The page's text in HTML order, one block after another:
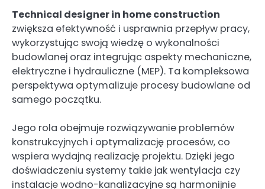
Technical designer in home construction
zwiększa efektywność i usprawnia przepływ pracy,
wykorzystując swoją wiedzę o wykonalności
budowlanej oraz integrując aspekty mechaniczne,
elektryczne i hydrauliczne (MEP). Ta kompleksowa
perspektywa optymalizuje procesy budowlane od
samego początku.
Jego rola obejmuje rozwiązywanie problemów
konstrukcyjnych i optymalizację procesów, co
wspiera wydajną realizację projektu. Dzięki jego
doświadczeniu systemy takie jak wentylacja czy
instalacje wodno-kanalizacyjne są harmonijnie